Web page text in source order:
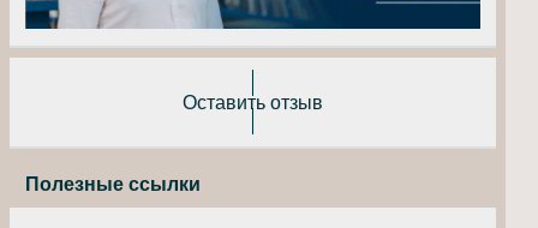
Оставить отзыв
Полезные ссылки